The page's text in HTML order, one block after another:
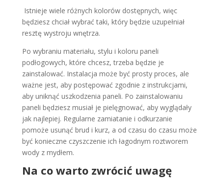
Istnieje wiele różnych kolorów dostępnych, więc
będziesz chciał wybrać taki, który będzie uzupełniał
resztę wystroju wnętrza.
Po wybraniu materiału, stylu i koloru paneli
podłogowych, które chcesz, trzeba będzie je
zainstalować. Instalacja może być prosty proces, ale
ważne jest, aby postępować zgodnie z instrukcjami,
aby uniknąć uszkodzenia paneli. Po zainstalowaniu
paneli będziesz musiał je pielęgnować, aby wyglądały
jak najlepiej. Regularne zamiatanie i odkurzanie
pomoże usunąć brud i kurz, a od czasu do czasu może
być konieczne czyszczenie ich łagodnym roztworem
wody z mydłem.
Na co warto zwrócić uwagę